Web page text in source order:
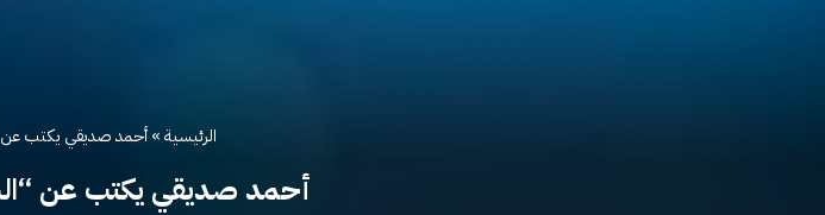
الرئيسية»أحمد صديقي يكتب عن
أحمد صديقي يكتب عن